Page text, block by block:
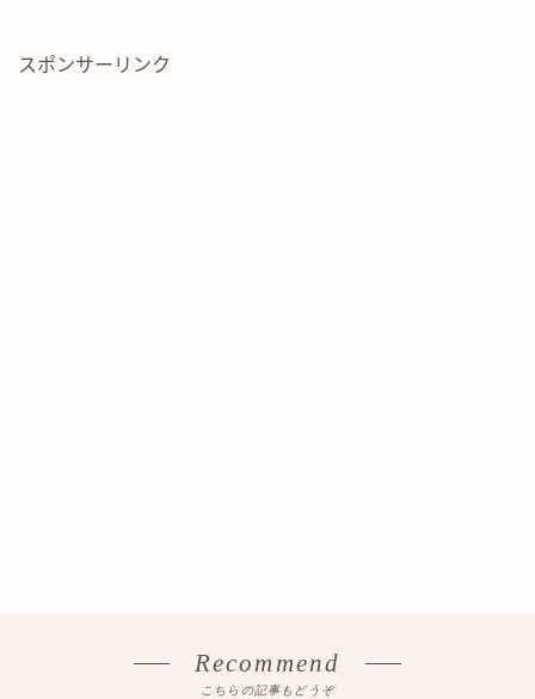
スポンサーリンク
Recommend
こちらの記事もどうぞ